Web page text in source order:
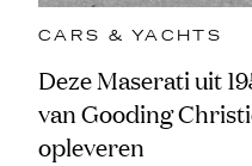
CARS & YACHTS
Deze Maserati uit
van Gooding
opleveren